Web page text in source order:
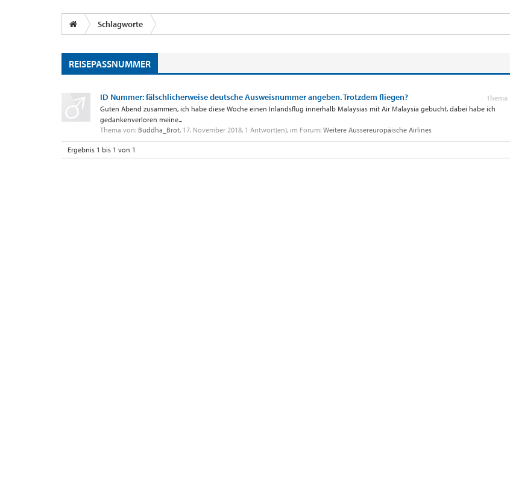
Schlagworte
REISEPASSNUMMER
Thema
ID Nummer: fälschlicherweise deutsche Ausweisnummer angeben. Trotzdem fliegen?
Guten Abend zusammen, ich habe diese Woche einen Inlandsflug innerhalb Malaysias mit Air Malaysia gebucht. dabei habe ich
gedankenverloren meine...
Thema von: Buddha_Brot, 17. November 2018, 1 Antwort(en), im Forum: Weitere Aussereuropäische Airlines
Ergebnis 1 bis 1 von 1